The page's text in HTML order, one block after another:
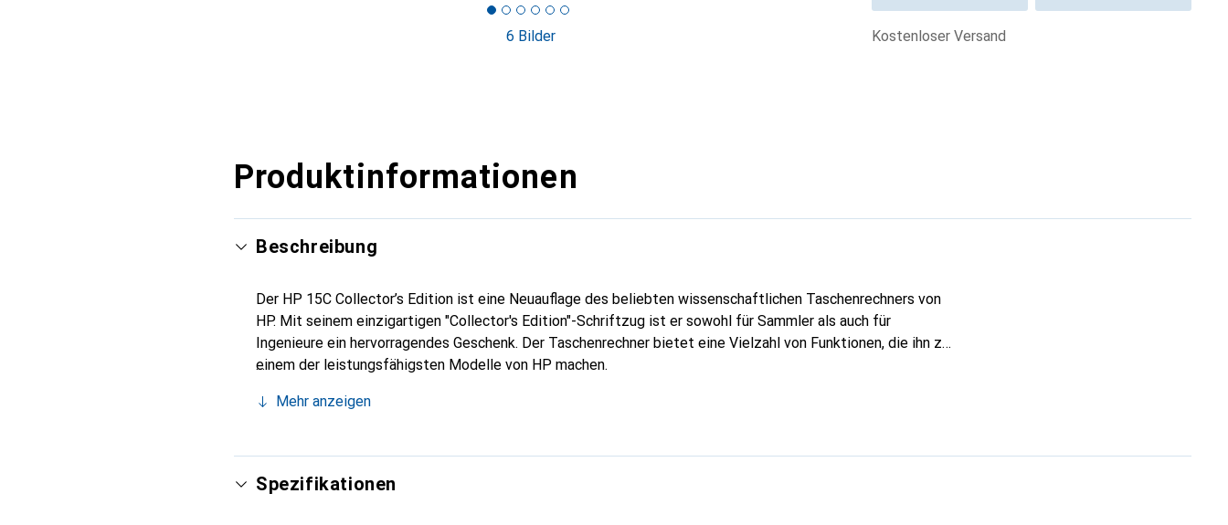
6 Bilder kostenloser Versand
Produktinformationen
Beschreibung
Der HP 15C Collector’s Edition ist eine Neuauflage des beliebten wissenschaftlichen Taschenrechners von
HP. Mit seinem einzigartigen "Collector's Edition"-Schriftzug ist er sowohl für Sammler als auch für
Ingenieure ein hervorragendes Geschenk. Der Taschenrechner bietet eine Vielzahl von Funktionen, die ihn zu
einem der leistungsfähigsten Modelle von HP machen.
Mehr anzeigen
Spezifikationen